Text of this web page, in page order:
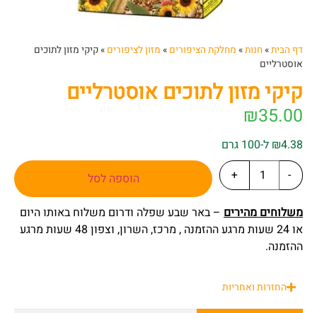
דף הבית»חנות» מחלקת הציפורים » מזון לציפורים »קיקי מזון לתוכים
אוסטרליים
קיקי מזון לתוכים אוסטרליים
₪35.00
₪4.38 ל-100 גרם
-
+
הוספה לסל
משלוחים מהירים – באר שבע שפלה ודרום משלוח באותו היום
או 24 שעות מרגע ההזמנה , מרכז, השרון, וצפון 48 שעות מרגע
ההזמנה.
החזרות ואחריות